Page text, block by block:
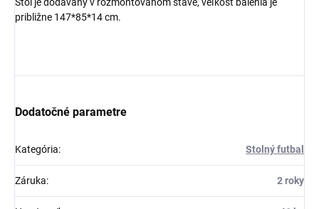
Stôl je dodávaný v rozmontovanom stave, veľkosť balenia je
približne 147*85*14 cm.
Dodatočné parametre
Kategória: Stolný futbal
Záruka: 2 roky